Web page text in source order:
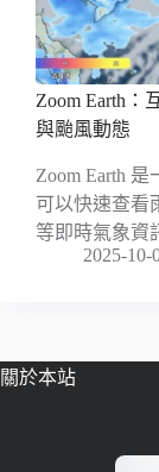
Zoom Earth：
與颱風動態
Zoom Earth
可以快速查看
等即時氣象資
2025-10-
關於本站